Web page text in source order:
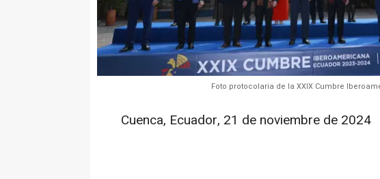
Foto protocolaria de la XXIX Cumbre
Cuenca, Ecuador, 21 de noviembre de 2024